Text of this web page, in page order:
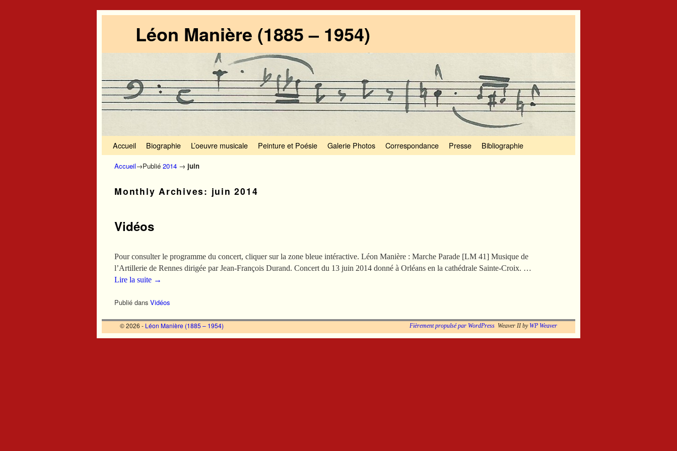
Léon Manière (1885 – 1954)
Accueil Biographie L’oeuvre musicale Peinture et Poésie Galerie Photos Correspondance Presse Bibliographie
Accueil→Publié 2014 → juin
Monthly Archives: juin 2014
Vidéos
Pour consulter le programme du concert, cliquer sur la zone bleue intéractive. Léon Manière : Marche Parade [LM 41] Musique de
l’Artillerie de Rennes dirigée par Jean-François Durand. Concert du 13 juin 2014 donné à Orléans en la cathédrale Sainte-Croix. …
Lire la suite →
Publié dans Vidéos
© 2026 - Léon Manière (1885 – 1954) Fièrement propulsé par WordPress Weaver II by WP Weaver